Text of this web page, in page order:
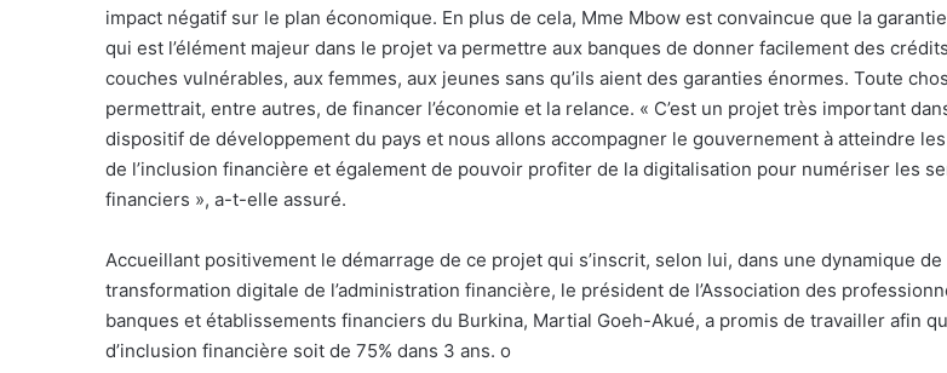
impact négatif sur le plan économique. En plus de cela, Mme Mbow est convaincue que la
qui est l’élément majeur dans le projet va permettre aux banques de donner facilement des
couches vulnérables, aux femmes, aux jeunes sans qu’ils aient des garanties énormes. Toute
permettrait, entre autres, de financer l’économie et la relance. « C’est un projet très important
dispositif de développement du pays et nous allons accompagner le gouvernement à atteindre
de l’inclusion financière et également de pouvoir profiter de la digitalisation pour numériser les
financiers », a-t-elle assuré.
Accueillant positivement le démarrage de ce projet qui s’inscrit, selon lui, dans une dynamique de
transformation digitale de l’administration financière, le président de l’Association des
banques et établissements financiers du Burkina, Martial Goeh-Akué, a promis de travailler afin
d’inclusion financière soit de 75% dans 3 ans. o